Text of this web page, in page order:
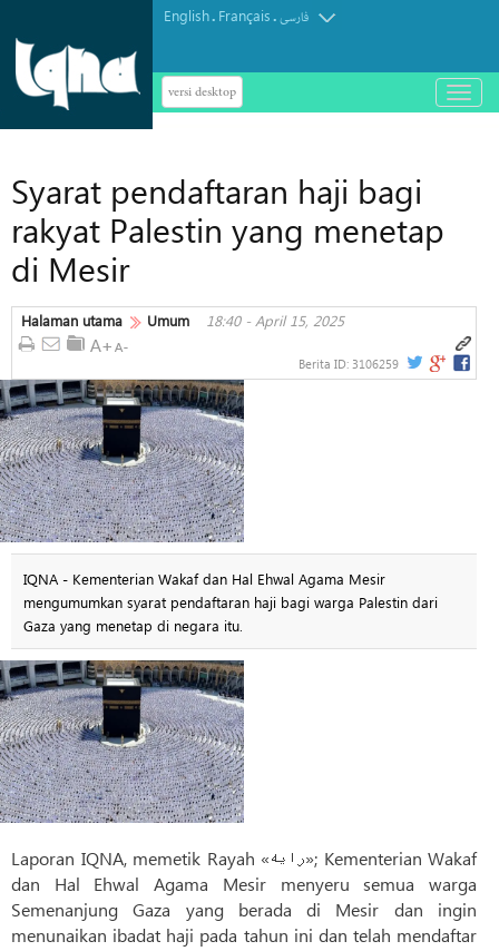
English. Français.فارسی
versi desktop
باز
و
Syarat pendaftaran haji bagi
rakyat Palestin yang menetap
di Mesir
Halaman utama Umum 18:40 - April 15, 2025
Berita ID: 3106259
IQNA - Kementerian Wakaf dan Hal Ehwal Agama Mesir
mengumumkan syarat pendaftaran haji bagi warga Palestin dari
Gaza yang menetap di negara itu.
Laporan IQNA, memetik Rayah «رایه»; Kementerian Wakaf
dan Hal Ehwal Agama Mesir menyeru semua warga
Semenanjung Gaza yang berada di Mesir dan ingin
menunaikan ibadat haji pada tahun ini dan telah mendaftar